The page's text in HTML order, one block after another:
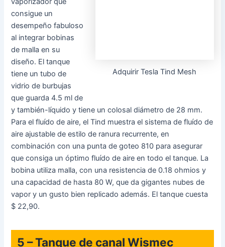
dentro muchas
peculiaridades de diseño únicas y también viene en varias
ediciones distintas en dependencia de lo que necesite. El
enorme punto de venta para el tanque son las bobinas de
malla, con el tanque que viene con una bobina de malla
fácil de 0.35 ohmios y una bobina de malla doble de 0.2
ohmios, las que proponen un enorme gusto y producción
de vapor, con un sistema de entrada de y también-líquido
diseñado para Asegure una cobertura completa de sus
mechas desde todos y cada uno de los ángulos. Las
propias mechas además usan una mezcla de pulpa de
madera y algodón orgánico para hacer mejor la
absorbencia. El tanque viene en una versión de 6.5 ml, una
versión de cuarzo de 4.9 ml o bien una versión de 2 ml
para la UE, con o bien sin bloqueo para pequeños, y hay
un sistema de llenado superior deslizante para el tanque.
Puedes recogerlo por $ 24.39.
4 – Tanque Innokin Zlide